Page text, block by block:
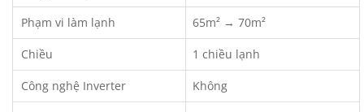
Phạm vi làm lạnh 65m² → 70m²
Chiều 1 chiều lạnh
Công nghệ Inverter Không